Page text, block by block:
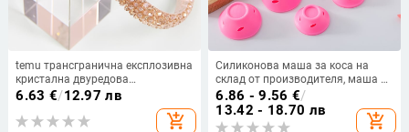
temu трансгранична експлозивна
кристална двуредова
четириредова кристална лента
за глава за жени булка Южна
Корея семпла свежа лента за
6.63 €/12.97 лв
add_shopping_cart
Силиконова маша за коса на
склад от производителя, маша за
коса Bell, маша за коса тип „гъба“,
маша за коса тип „мързелив сън“,
същия стил
6.86 - 9.56 €/
13.42 - 18.70 лв
add_shopping_cart